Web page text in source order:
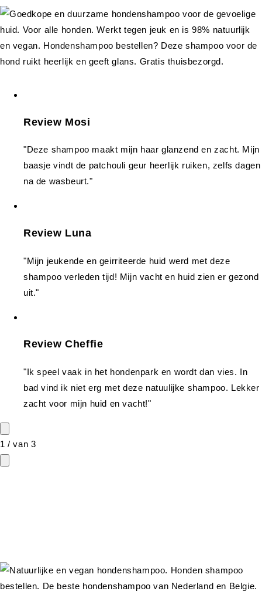
Review Mosi
"Deze shampoo maakt mijn haar glanzend en zacht. Mijn
baasje vindt de patchouli geur heerlijk ruiken, zelfs dagen
na de wasbeurt."
Review Luna
"Mijn jeukende en geirriteerde huid werd met deze
shampoo verleden tijd! Mijn vacht en huid zien er gezond
uit."
Review Cheffie
"Ik speel vaak in het hondenpark en wordt dan vies. In
bad vind ik niet erg met deze natuulijke shampoo. Lekker
zacht voor mijn huid en vacht!"
1 /van 3